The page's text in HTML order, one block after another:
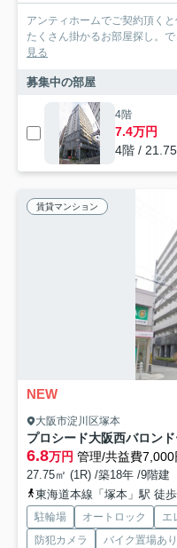
アンティホームでご契約頂く
たくさん掛かるお部屋探し。
見る
募集中の部屋
4階
7.4万円
4階 /
賃貸マンション
NEW
大阪市淀川区塚本
プロシード大阪西バロン
6.8万円 管理/共益費7,000
27.75㎡ (1R) /築18年 /9階建
東海道本線「塚本」駅 徒
駐輪場 オートロック エ
防犯カメラ
バイク置場あり